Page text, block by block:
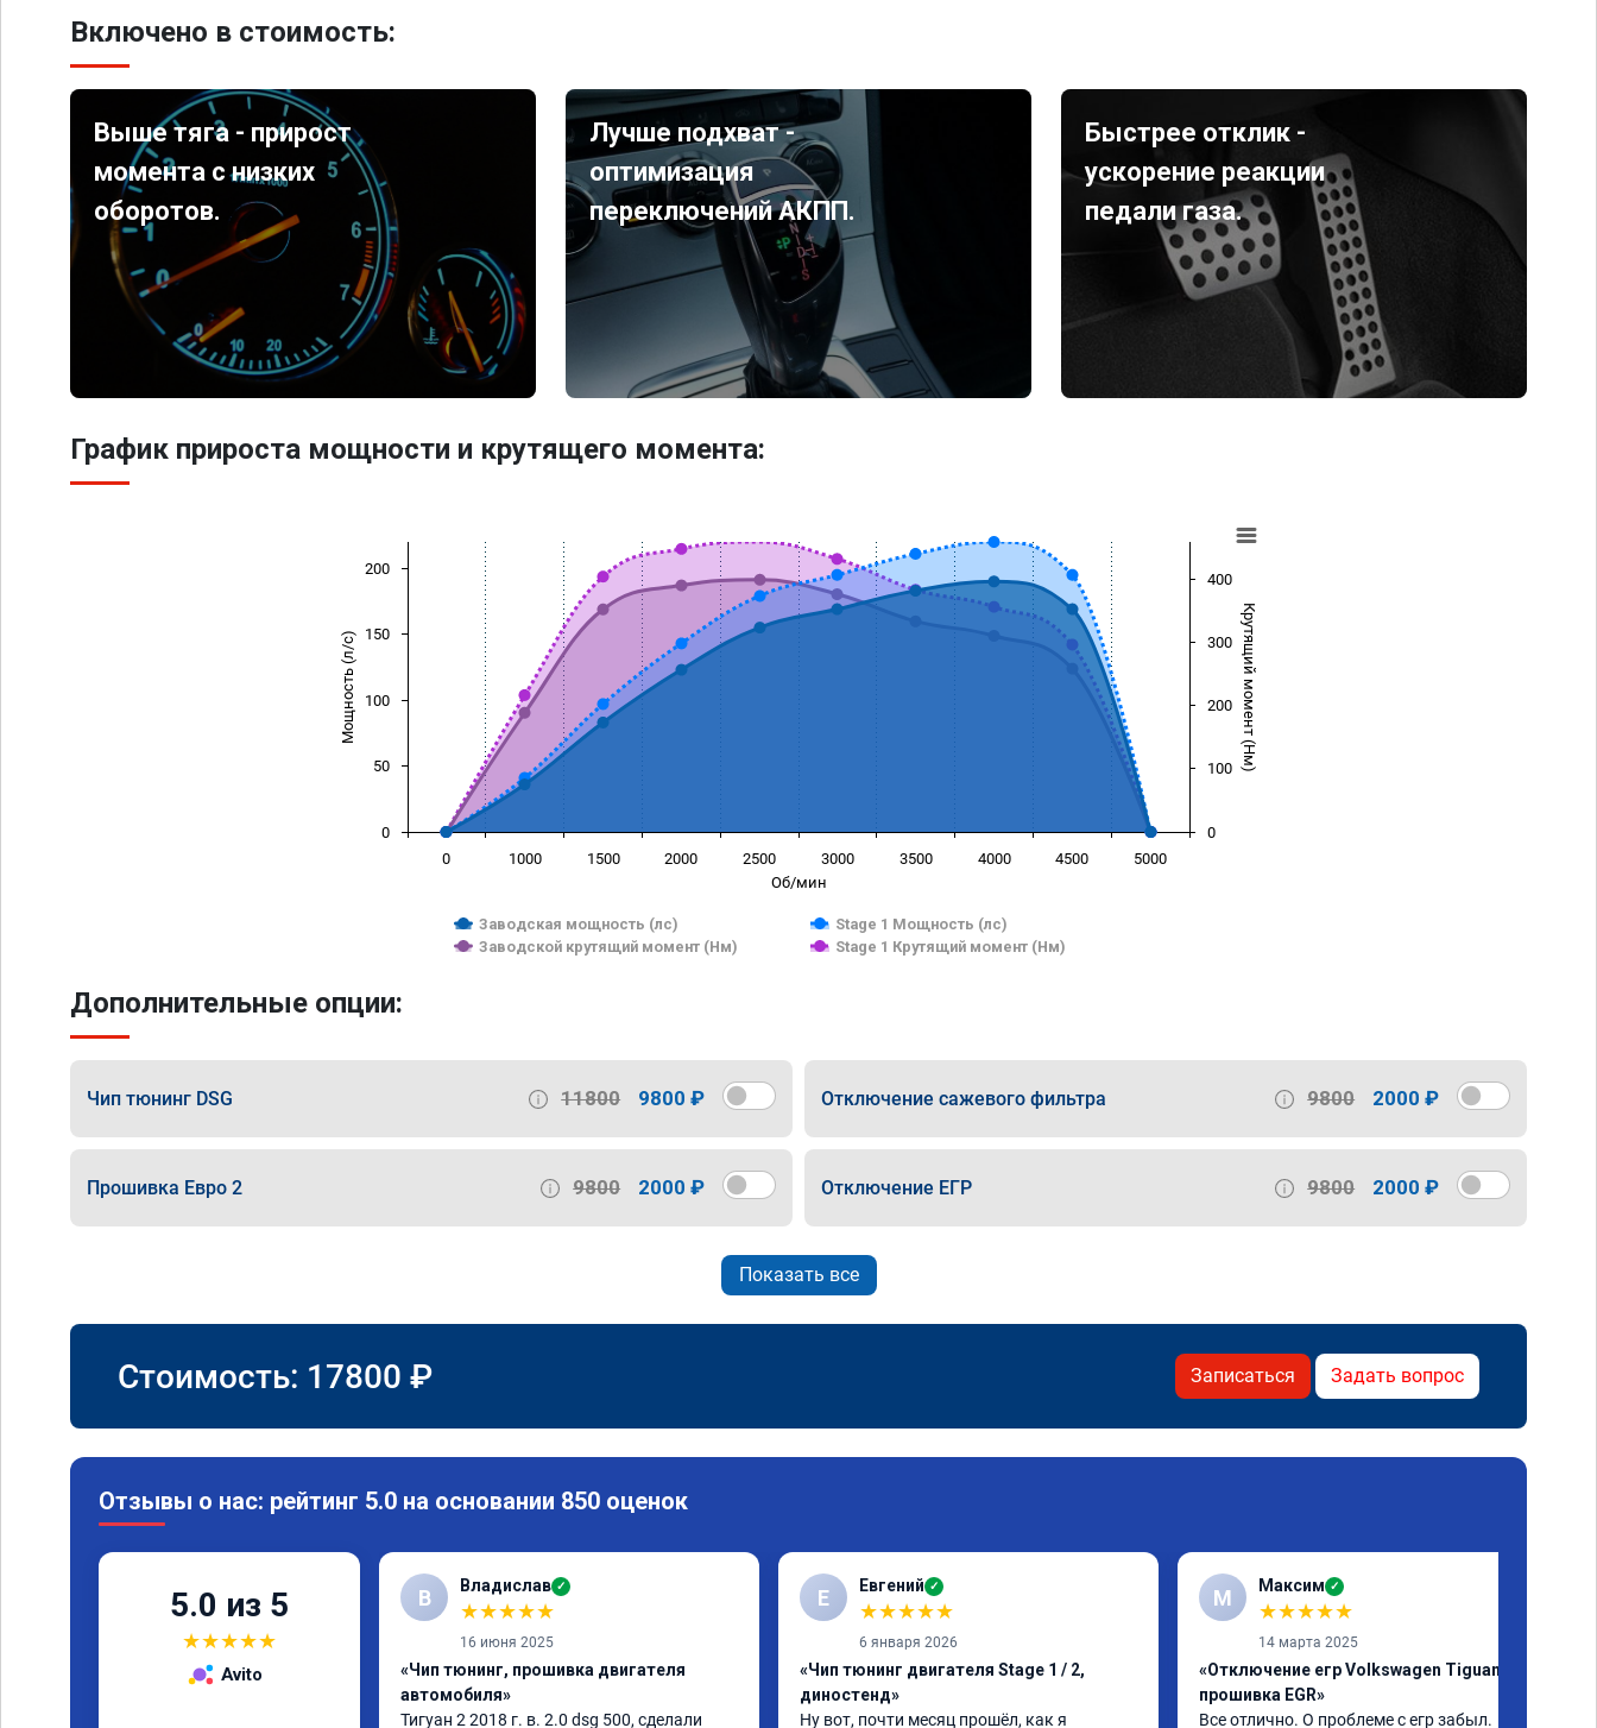
Включено в стоимость:
Выше тяга - прирост
момента с низких
оборотов.
Лучше подхват -
оптимизация
переключений АКПП.
Быстрее отклик -
ускорение реакции
педали газа.
График прироста мощности и крутящего момента:
Об/мин
Мощность (л/с) Крутящий момент (Нм)
Заводская мощность (лс)
Stage 1 Мощность (лс)
Заводской крутящий момент (Нм)
Stage 1 Крутящий момент (Нм)
0 1000 1500 2000 2500 3000 3500 4000 4500 5000
0
50
100
150
200
0
100
200
300
400
Дополнительные опции:
Чип тюнинг DSG 11800 9800 ₽ Отключение сажевого фильтра 9800 2000 ₽
Прошивка Евро 2 9800 2000 ₽ Отключение ЕГР 9800 2000 ₽
Показать все
Стоимость: 17800 ₽ Записаться Задать вопрос
Отзывы о нас: рейтинг 5.0 на основании 850 оценок
5.0 из 5
★★★★★
Avito
В Владислав ✓
★★★★★
16 июня 2025
«Чип тюнинг, прошивка двигателя
автомобиля»
Тигуан 2 2018 г. в. 2.0 dsg 500, сделали
Е Евгений ✓
★★★★★
6 января 2026
«Чип тюнинг двигателя Stage 1 / 2,
диностенд»
Ну вот, почти месяц прошёл, как я
М Максим ✓
★★★★★
14 марта 2025
«Отключение егр Volkswagen Tiguan,
прошивка EGR»
Все отлично. О проблеме с егр забыл.